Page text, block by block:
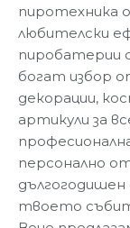
пиротехника
любителски
пиробатерии
богат избор
декорации,
артикули за
персонално
дългогодишен
твоето